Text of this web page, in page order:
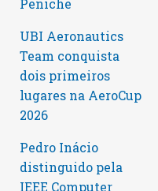
Peniche
UBI Aeronautics
Team conquista
dois primeiros
lugares na AeroCup
2026
Pedro Inácio
distinguido pela
IEEE Computer